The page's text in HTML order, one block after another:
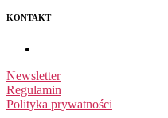
KONTAKT
Newsletter
Regulamin
Polityka prywatności